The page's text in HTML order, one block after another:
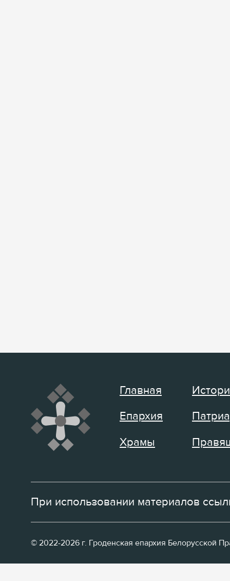
Главная
Епархия
Храмы
При использовании материалов
© 2022-2026 г. Гроденская епархия Белорусской